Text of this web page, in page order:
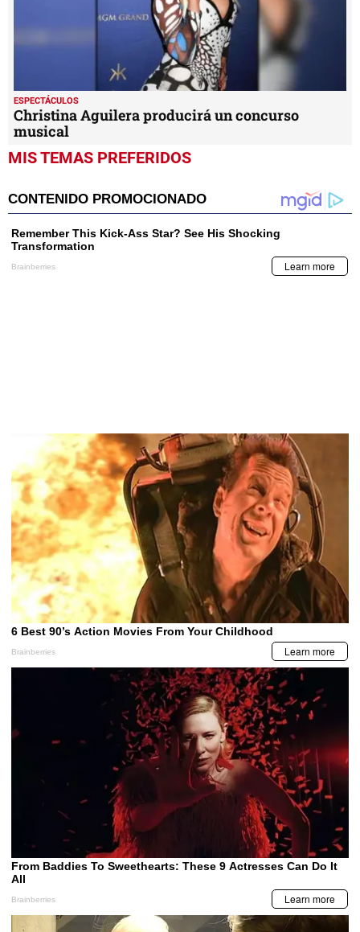
ESPECTÁCULOS
Christina Aguilera producirá un concurso
musical
MIS TEMAS PREFERIDOS